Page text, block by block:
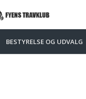
BESTYRELSE OG UDVALG